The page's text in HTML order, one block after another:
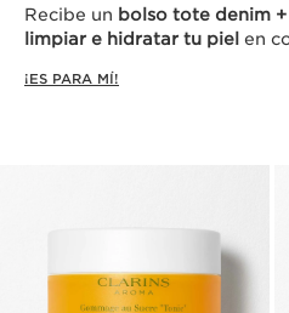
Recibe un bolso tote denim
limpiar e hidratar tu piel en
¡ES PARA MÍ!